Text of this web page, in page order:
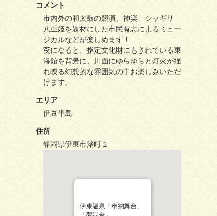
コメント
市内外の和太鼓の競演、神楽、シャギリ
八重姫を題材にした市民有志によるミュー
ジカルなどが楽しめます！
夜になると、指定文化財にもされている東
海館を背景に、川面にゆらゆらと灯火が揺
れ映る幻想的な雰囲気の中お楽しみいただ
けます。
エリア
伊豆半島
住所
静岡県伊東市渚町１
伊東温泉「奉納舞台」